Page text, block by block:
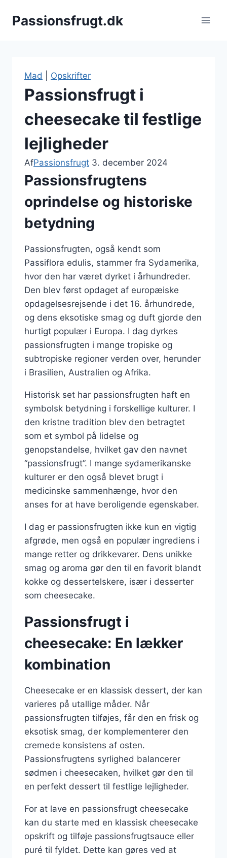
Passionsfrugt.dk
Mad Opskrifter
Passionsfrugt i
cheesecake til festlige
lejligheder
AfPassionsfrugt 3. december 2024
Passionsfrugtens
oprindelse og historiske
betydning
Passionsfrugten, også kendt som
Passiflora edulis, stammer fra Sydamerika,
hvor den har været dyrket i århundreder.
Den blev først opdaget af europæiske
opdagelsesrejsende i det 16. århundrede,
og dens eksotiske smag og duft gjorde den
hurtigt populær i Europa. I dag dyrkes
passionsfrugten i mange tropiske og
subtropiske regioner verden over, herunder
i Brasilien, Australien og Afrika.
Historisk set har passionsfrugten haft en
symbolsk betydning i forskellige kulturer. I
den kristne tradition blev den betragtet
som et symbol på lidelse og
genopstandelse, hvilket gav den navnet
“passionsfrugt”. I mange sydamerikanske
kulturer er den også blevet brugt i
medicinske sammenhænge, hvor den
anses for at have beroligende egenskaber.
I dag er passionsfrugten ikke kun en vigtig
afgrøde, men også en populær ingrediens i
mange retter og drikkevarer. Dens unikke
smag og aroma gør den til en favorit blandt
kokke og dessertelskere, især i desserter
som cheesecake.
Passionsfrugt i
cheesecake: En lækker
kombination
Cheesecake er en klassisk dessert, der kan
varieres på utallige måder. Når
passionsfrugten tilføjes, får den en frisk og
eksotisk smag, der komplementerer den
cremede konsistens af osten.
Passionsfrugtens syrlighed balancerer
sødmen i cheesecaken, hvilket gør den til
en perfekt dessert til festlige lejligheder.
For at lave en passionsfrugt cheesecake
kan du starte med en klassisk cheesecake
opskrift og tilføje passionsfrugtsauce eller
puré til fyldet. Dette kan gøres ved at